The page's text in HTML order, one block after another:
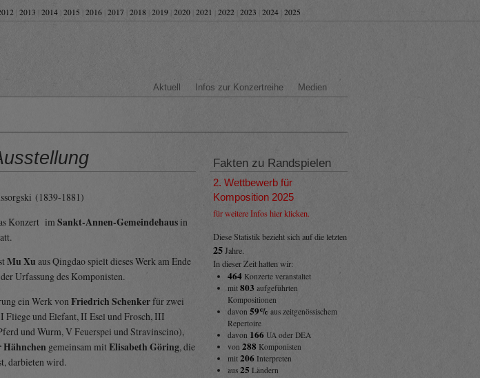
2013 2014 2015 2016 2017 2018 2019 2020 2021 2022 2023 2024 2025
Aktuell Infos zur Konzertreihe Medien
(1839-1881)
Konzert imSankt-Annen-Gemeindehaus in
Mu Xu aus Qingdao spielt dieses Werk am Ende
Urfassung des Komponisten.
ein Werk vonFriedrich Schenkerfür zwei
Fliege und Elefant, II Esel und Frosch, III
und Wurm, V Feuerspei und Stravinscino),
Hähnchen gemeinsam mitElisabeth Göring, die
darbieten wird.
Fakten zu Randspielen
2. Wettbewerb für
Komposition 2025
für weitere Infos hier klicken.
Diese Statistik bezieht sich auf die letzten
25Jahre.
In dieser Zeit hatten wir:
464Konzerte veranstaltet
mit 803 aufgeführten
Kompositionen
davon 59%aus zeitgenössischem
Repertoire
davon 166 UA oder DEA
von 288 Komponisten
mit 206Interpreten
aus 25 Ländern